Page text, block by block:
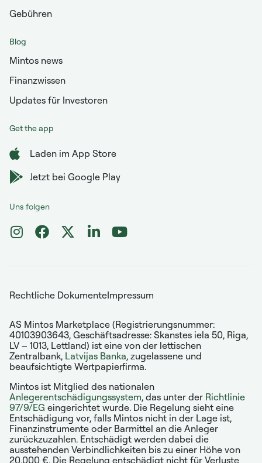
Gebühren
Blog
Mintos news
Finanzwissen
Updates für Investoren
Get the app
Laden im App Store
Jetzt bei Google Play
Uns folgen
Rechtliche DokumenteImpressum
AS Mintos Marketplace (Registrierungsnummer:
40103903643, Geschäftsadresse: Skanstes iela 50, Riga,
LV – 1013, Lettland) ist eine von der lettischen
Zentralbank, Latvijas Banka, zugelassene und
beaufsichtigte Wertpapierfirma.
Mintos ist Mitglied des nationalen
Anlegerentschädigungssystem, das unter der Richtlinie
97/9/EG eingerichtet wurde. Die Regelung sieht eine
Entschädigung vor, falls Mintos nicht in der Lage ist,
Finanzinstrumente oder Barmittel an die Anleger
zurückzuzahlen. Entschädigt werden dabei die
ausstehenden Verbindlichkeiten bis zu einer Höhe von
20.000 €. Die Regelung entschädigt nicht für Verluste